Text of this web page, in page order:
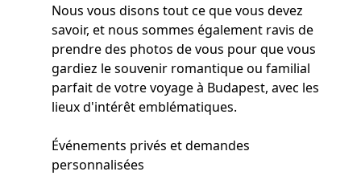
Nous vous disons tout ce que vous devez
savoir, et nous sommes également ravis de
prendre des photos de vous pour que vous
gardiez le souvenir romantique ou familial
parfait de votre voyage à Budapest, avec les
lieux d'intérêt emblématiques.
Événements privés et demandes
personnalisées